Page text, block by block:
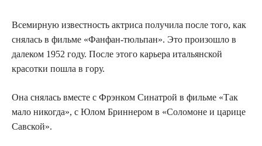
Всемирную известность актриса получила после того, как
снялась в фильме «Фанфан-тюльпан». Это произошло в
далеком 1952 году. После этого карьера итальянской
красотки пошла в гору.
Она снялась вместе с Фрэнком Синатрой в фильме «Так
мало никогда», с Юлом Бриннером в «Соломоне и царице
Савской».